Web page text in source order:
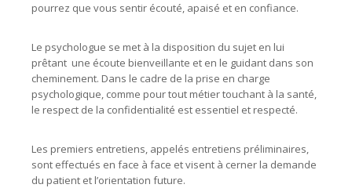
pourrez que vous sentir écouté, apaisé et en confiance.
Le psychologue se met à la disposition du sujet en lui
prêtant une écoute bienveillante et en le guidant dans son
cheminement. Dans le cadre de la prise en charge
psychologique, comme pour tout métier touchant à la santé,
le respect de la confidentialité est essentiel et respecté.
Les premiers entretiens, appelés entretiens préliminaires,
sont effectués en face à face et visent à cerner la demande
du patient et l’orientation future.